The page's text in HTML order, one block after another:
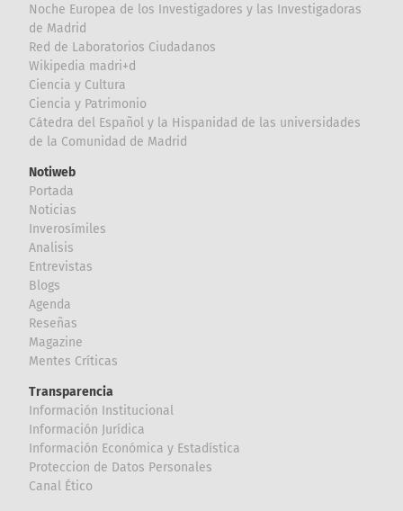
Noche Europea de los Investigadores y las Investigadoras
de Madrid
Red de Laboratorios Ciudadanos
Wikipedia madri+d
Ciencia y Cultura
Ciencia y Patrimonio
Cátedra del Español y la Hispanidad de las universidades
de la Comunidad de Madrid
Notiweb
Portada
Noticias
Inverosímiles
Analisis
Entrevistas
Blogs
Agenda
Reseñas
Magazine
Mentes Críticas
Transparencia
Información Institucional
Información Jurídica
Información Económica y Estadística
Proteccion de Datos Personales
Canal Ético